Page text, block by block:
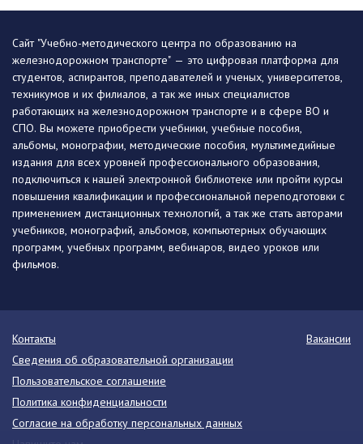
Сайт "Учебно-методического центра по образованию на
железнодорожном транспорте" — это цифровая платформа для
студентов, аспирантов, преподавателей и ученых, университетов,
техникумов и их филиалов, а так же иных специалистов
работающих на железнодорожном транспорте и в сфере ВО и
СПО. Вы можете приобрести учебники, учебные пособия,
альбомы, монографии, методические пособия, мультимедийные
издания для всех уровней профессионального образования,
подключиться к нашей электронной библиотеке или пройти курсы
повышения квалификации и профессиональной переподготовки с
применением дистанционных технологий, а так же стать авторами
учебников, монографий, альбомов, компьютерных обучающих
программ, учебных программ, вебинаров, видео уроков или
фильмов.
Контакты
Вакансии
Сведения об образовательной организации
Пользовательское соглашение
Политика конфиденциальности
Согласие на обработку персональных данных